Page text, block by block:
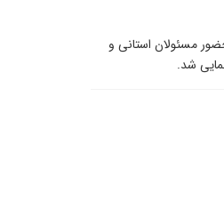
مسئولان استانی و
شد.